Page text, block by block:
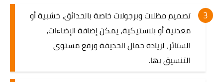
تصميم مظلات وبرجولات خاصة بالحدائق، خشبية أو
معدنية أو بلاستيكية، يمكن إضافة الإضاءات،
الستائر، لزيادة جمال الحديقة ورفع مستوى
التنسيق بها.